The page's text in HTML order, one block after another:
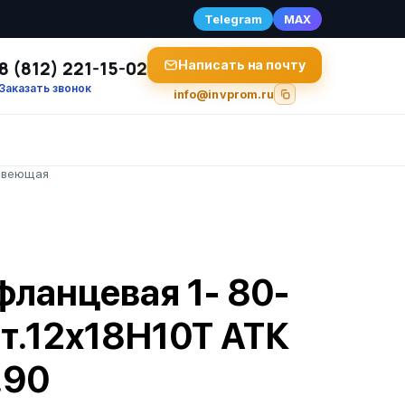
Telegram MAX
8 (812) 221-15-02
Заказать звонок
Написать на почту
info@invprom.ru
1- 80-
АТК